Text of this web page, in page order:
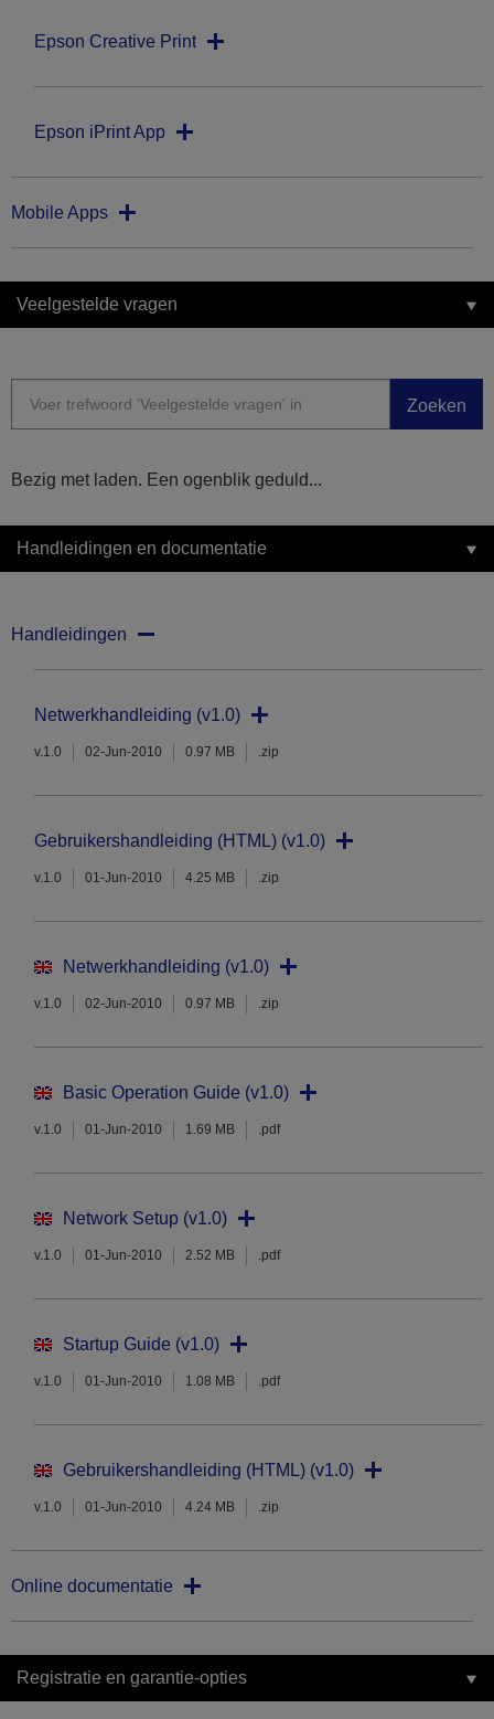
Epson Creative Print
Epson iPrint App
Mobile Apps
Veelgestelde vragen
Zoeken
Bezig met laden. Een ogenblik geduld...
Handleidingen en documentatie
Handleidingen
Netwerkhandleiding (v1.0)
v.1.0 02-Jun-2010 0.97 MB .zip
Gebruikershandleiding (HTML) (v1.0)
v.1.0 01-Jun-2010 4.25 MB .zip
Netwerkhandleiding (v1.0)
v.1.0 02-Jun-2010 0.97 MB .zip
Basic Operation Guide (v1.0)
v.1.0 01-Jun-2010 1.69 MB .pdf
Network Setup (v1.0)
v.1.0 01-Jun-2010 2.52 MB .pdf
Startup Guide (v1.0)
v.1.0 01-Jun-2010 1.08 MB .pdf
Gebruikershandleiding (HTML) (v1.0)
v.1.0 01-Jun-2010 4.24 MB .zip
Online documentatie
Registratie en garantie-opties